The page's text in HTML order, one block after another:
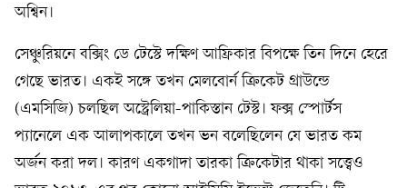
অশ্বিন।
সেঞ্চুরিয়নে বক্সিং ডে টেস্টে দক্ষিণ আফ্রিকার বিপক্ষে তিন দিনে হেরে
গেছে ভারত। একই সঙ্গে তখন মেলবোর্ন ক্রিকেট গ্রাউন্ডে
(এমসিজি) চলছিল অস্ট্রেলিয়া-পাকিস্তান টেস্ট। ফক্স স্পোর্টস
প্যানেলে এক আলাপকালে তখন ভন বলেছিলেন যে ভারত কম
অর্জন করা দল। কারণ একগাদা তারকা ক্রিকেটার থাকা সত্ত্বেও